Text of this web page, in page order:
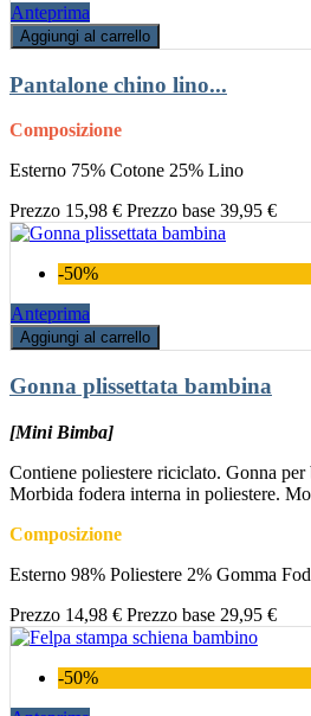
Anteprima
Aggiungi al carrello
Pantalone chino lino...
Composizione
Esterno 75% Cotone 25% Lino
Prezzo 15,98 € Prezzo base 39,95 €
-50%
Anteprima
Aggiungi al carrello
Gonna plissettata bambina
[Mini Bimba]
Contiene poliestere riciclato. Gonna
Morbida fodera interna in poliestere.
Composizione
Esterno 98% Poliestere 2% Gomma
Prezzo 14,98 € Prezzo base 29,95 €
-50%